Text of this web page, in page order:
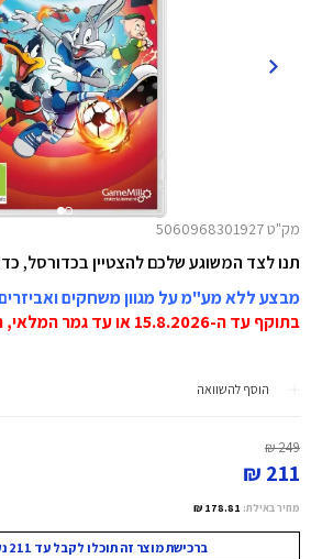
מק"ט 5060968301927
תנו לצד המשוגע שלכם להצטיין בכדורסל,
מבצע ללא מע"מ על מגוון משחקים
בתוקף עד ה-15.8.2026 או עד גמר המלאי, המוקדם מביניהם!
הוסף להשוואה
249 ₪
211 ₪
מחיר באילת: 178.81 ₪
ברכישת מוצר זה תוכלו לקבל עד 211 נקודות מועדון!